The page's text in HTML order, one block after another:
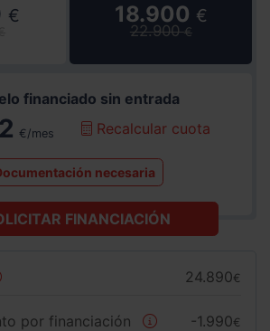
€ 18.900 €
22.900€
financiado sin entrada
€/mes Recalcular cuota
necesaria
FINANCIACIÓN
24.890€
por financiación -1.990€